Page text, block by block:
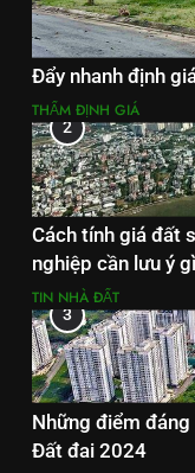
Đẩy nhanh định
THẨM ĐỊNH GIÁ
2
Cách tính giá đất
nghiệp cần lưu ý
TIN NHÀ ĐẤT
3
Những điểm
Đất đai 2024